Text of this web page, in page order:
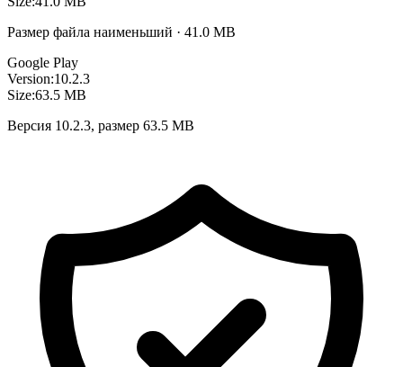
Размер файла наименьший · 41.0 MB
Google Play
Version:10.2.3
Size:63.5 MB
Версия 10.2.3, размер 63.5 MB